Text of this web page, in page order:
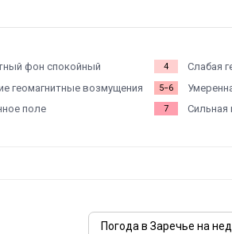
фон спокойный
геомагнитные возмущения
поле
4 Слабая
5−6
7 Сильная
Погода в Заречье на